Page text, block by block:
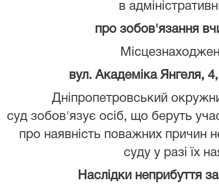
в
про зобов'язання
вул. Академіка Янгеля,
Дніпропетровський
суд зобов'язує осіб, що беруть
про наявність поважних причин
суду у разі їх
Наслідки неприбуття